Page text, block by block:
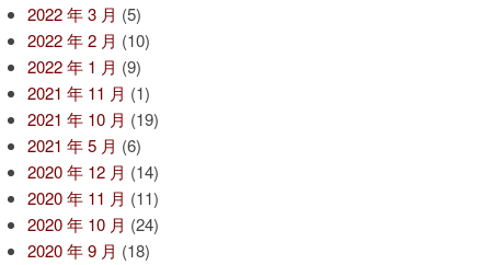
2022 年 3 月 (5)
2022 年 2 月 (10)
2022 年 1 月 (9)
2021 年 11 月 (1)
2021 年 10 月 (19)
2021 年 5 月 (6)
2020 年 12 月 (14)
2020 年 11 月 (11)
2020 年 10 月 (24)
2020 年 9 月 (18)